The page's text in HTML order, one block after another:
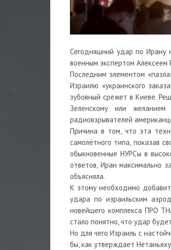
Сегодняшний удар по Ирану
военным экспертом
Последним элементом
Израилю «украинского
зубовный срежет в Киеве.
Зеленскому или
радиовзрывателей
Причина в том, что эта
самолётного типа, показав
обыкновенные НУРСы в
ответов, Иран максимально
объясняла.
К этому необходимо
удара по израильским
новейшего комплекса ПРО
стало понятно, что удар
Но для чего Израиль с
бы, как утверждает